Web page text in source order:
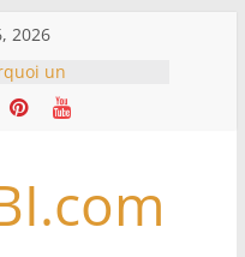
2026
un
sommet de
Paul Biya est hors
l’IA, dominé par